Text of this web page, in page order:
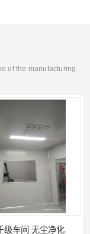
of the manufacturing
级车间 无尘净化